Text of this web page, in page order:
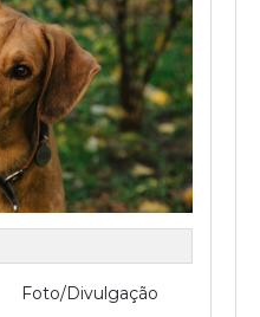
Foto/Divulgação